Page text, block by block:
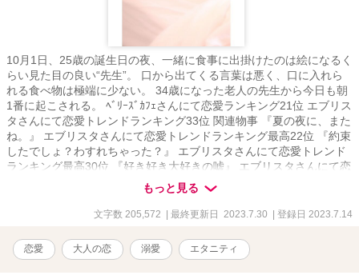
10月1日、25歳の誕生日の夜、一緒に食事に出掛けたのは絵になるく
らい見た目の良い“先生”。 口から出てくる言葉は悪く、口に入れら
れる食べ物は極端に少ない。 34歳になった老人の先生から今日も朝
1番に起こされる。 ﾍﾞﾘｰｽﾞｶﾌｪさんにて恋愛ランキング21位 エブリス
タさんにて恋愛トレンドランキング33位 関連物事 『夏の夜に、また
ね。』 エブリスタさんにて恋愛トレンドランキング最高22位 『約束
したでしょ？わすれちゃった？』 エブリスタさんにて恋愛トレンド
ランキング最高30位 『好き好き大好きの嘘』 エブリスタさんにて恋
愛トレンドランキング最高36位 『雪の上に犬と猿。たまに男と
女。』 エブリスタさんにて恋愛トレンドランキング最高11位
もっと見る
文字数 205,572 | 最終更新日 2023.7.30 | 登録日 2023.7.14
恋愛 大人の恋 溺愛 エタニティ